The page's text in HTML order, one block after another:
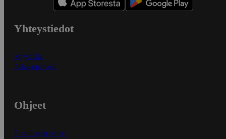
Yhteystiedot
Myymälät
Asiakaspalvelu
Ohjeet
Ensitilaajan ohjeet